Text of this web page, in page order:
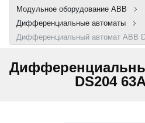
Модульное оборудование ABB
Дифференциальные автоматы
Дифференциальный автомат ABB
DS204